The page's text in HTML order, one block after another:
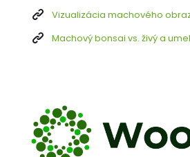
Vizualizácia machového
Machový bonsai vs. živý a